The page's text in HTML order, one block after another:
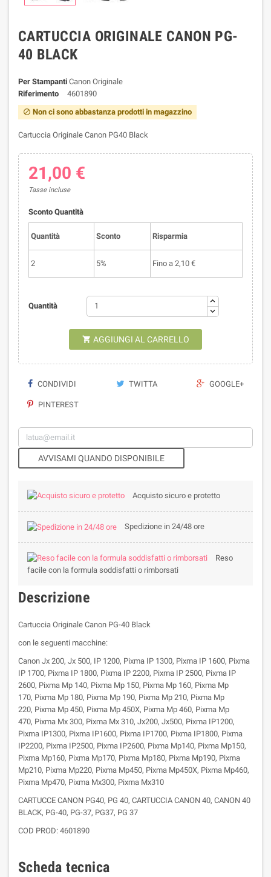
CARTUCCIA ORIGINALE CANON PG-
40 BLACK
Per Stampanti Canon Originale
Riferimento
4601890
 Non ci sono abbastanza prodotti in magazzino
Cartuccia Originale Canon PG40 Black
21,00 €
Tasse incluse
Sconto Quantità
Quantità Sconto Risparmia
2 5% Fino a 2,10 €
Quantità
 AGGIUNGI AL CARRELLO
CONDIVIDI TWITTA GOOGLE+
PINTEREST
AVVISAMI QUANDO DISPONIBILE
Acquisto sicuro e protetto
Spedizione in 24/48 ore
Reso
facile con la formula soddisfatti o rimborsati
Descrizione
Cartuccia Originale Canon PG-40 Black
con le seguenti macchine:
Canon Jx 200, Jx 500, IP 1200, Pixma IP 1300, Pixma IP 1600, Pixma
IP 1700, Pixma IP 1800, Pixma IP 2200, Pixma IP 2500, Pixma IP
2600, Pixma Mp 140, Pixma Mp 150, Pixma Mp 160, Pixma Mp
170, Pixma Mp 180, Pixma Mp 190, Pixma Mp 210, Pixma Mp
220, Pixma Mp 450, Pixma Mp 450X, Pixma Mp 460, Pixma Mp
470, Pixma Mx 300, Pixma Mx 310, Jx200, Jx500, Pixma IP1200,
Pixma IP1300, Pixma IP1600, Pixma IP1700, Pixma IP1800, Pixma
IP2200, Pixma IP2500, Pixma IP2600, Pixma Mp140, Pixma Mp150,
Pixma Mp160, Pixma Mp170, Pixma Mp180, Pixma Mp190, Pixma
Mp210, Pixma Mp220, Pixma Mp450, Pixma Mp450X, Pixma Mp460,
Pixma Mp470, Pixma Mx300, Pixma Mx310
CARTUCCE CANON PG40, PG 40, CARTUCCIA CANON 40, CANON 40
BLACK, PG-40, PG-37, PG37, PG 37
COD PROD: 4601890
Scheda tecnica